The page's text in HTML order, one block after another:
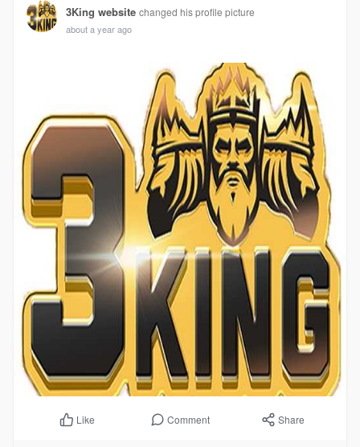
3King website changed his profile picture
about a year ago
Like Comment Share